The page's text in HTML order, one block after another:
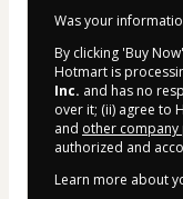
Was your
By clicking 'Buy
Hotmart is
Inc. and has no
over it; (ii) agree to
and other company
authorized and
Learn more about